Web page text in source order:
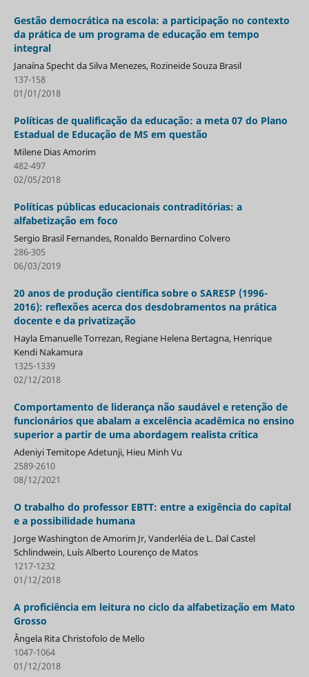
Gestão democrática na escola: a participação no contexto
da prática de um programa de educação em tempo
integral
Janaína Specht da Silva Menezes, Rozineide Souza Brasil
137-158
01/01/2018
Políticas de qualificação da educação: a meta 07 do Plano
Estadual de Educação de MS em questão
Milene Dias Amorim
482-497
02/05/2018
Políticas públicas educacionais contraditórias: a
alfabetização em foco
Sergio Brasil Fernandes, Ronaldo Bernardino Colvero
286-305
06/03/2019
20 anos de produção científica sobre o SARESP (1996-
2016): reflexões acerca dos desdobramentos na prática
docente e da privatização
Hayla Emanuelle Torrezan, Regiane Helena Bertagna, Henrique
Kendi Nakamura
1325-1339
02/12/2018
Comportamento de liderança não saudável e retenção de
funcionários que abalam a excelência acadêmica no ensino
superior a partir de uma abordagem realista crítica
Adeniyi Temitope Adetunji, Hieu Minh Vu
2589-2610
08/12/2021
O trabalho do professor EBTT: entre a exigência do capital
e a possibilidade humana
Jorge Washington de Amorim Jr, Vanderléia de L. Dal Castel
Schlindwein, Luís Alberto Lourenço de Matos
1217-1232
01/12/2018
A proficiência em leitura no ciclo da alfabetização em Mato
Grosso
Ângela Rita Christofolo de Mello
1047-1064
01/12/2018